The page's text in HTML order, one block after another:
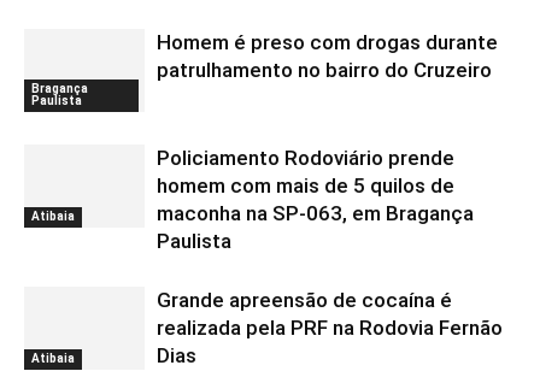
Bragança
Paulista
Homem é preso com drogas durante
patrulhamento no bairro do Cruzeiro
Atibaia
Policiamento Rodoviário prende
homem com mais de 5 quilos de
maconha na SP-063, em Bragança
Paulista
Atibaia
Grande apreensão de cocaína é
realizada pela PRF na Rodovia Fernão
Dias